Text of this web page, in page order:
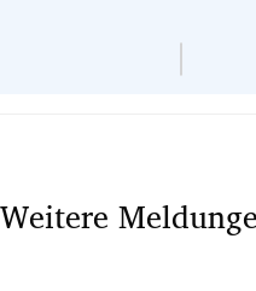
Weitere